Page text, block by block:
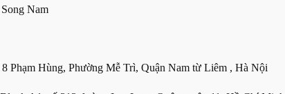
Nam
Phạm Hùng, Phường Mễ Trì, Quận Nam từ Liêm , Hà Nội